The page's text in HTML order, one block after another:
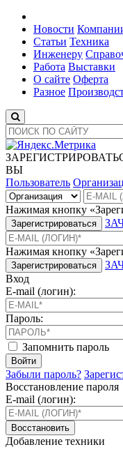
Новости
Статьи Техника
Инженеру
Работа Выставки
О сайте Оферта
Разное
ВЫ
Пользователь
Нажимая кнопку
Зарегистрироваться
Нажимая кнопку
Зарегистрироваться
Вход
E-mail (логин):
Пароль:
Запомнить пароль
Войти
Забыли пароль?
Восстановление пароля
E-mail (логин):
Восстановить
Добавление техники